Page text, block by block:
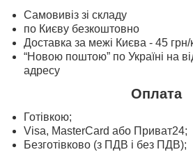
Самовивіз зі складу
по Києву безкоштовно
Доставка за межі Києва - 45
“Новою поштою” по Україні на
адресу
Оплата
Готівкою;
Visa, MasterСard або Приват24;
Безготівково (з ПДВ і без ПДВ);